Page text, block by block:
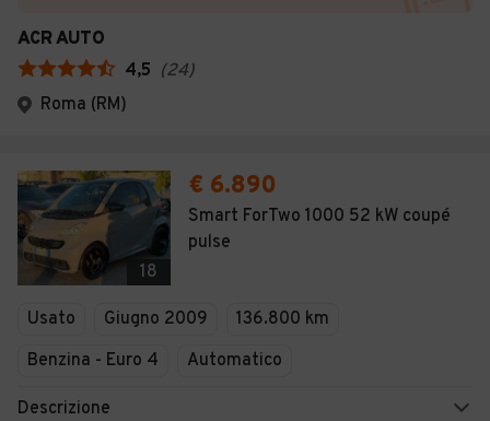
ACR AUTO
4,5 (24)
Roma (RM)
18
€ 6.890
Smart ForTwo 1000 52 kW coupé
pulse
Usato Giugno 2009
136.800 km
Benzina - Euro 4
Automatico
Descrizione